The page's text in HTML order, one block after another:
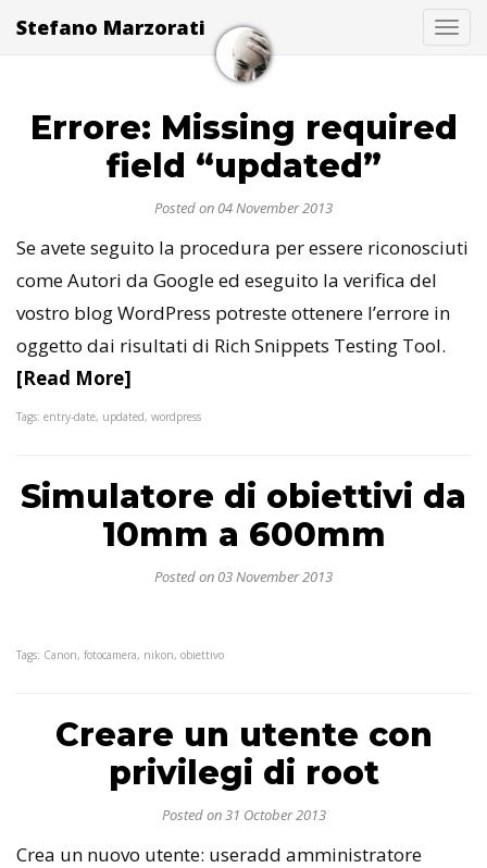
Stefano Marzorati
Errore: Missing required
field “updated”
Posted on 04 November 2013
Se avete seguito la procedura per essere riconosciuti
come Autori da Google ed eseguito la verifica del
vostro blog WordPress potreste ottenere l’errore in
oggetto dai risultati di Rich Snippets Testing Tool.
[Read More]
Tags: entry-date, updated, wordpress
Simulatore di obiettivi da
10mm a 600mm
Posted on 03 November 2013
Tags: Canon, fotocamera, nikon, obiettivo
Creare un utente con
privilegi di root
Posted on 31 October 2013
Crea un nuovo utente: useradd amministratore